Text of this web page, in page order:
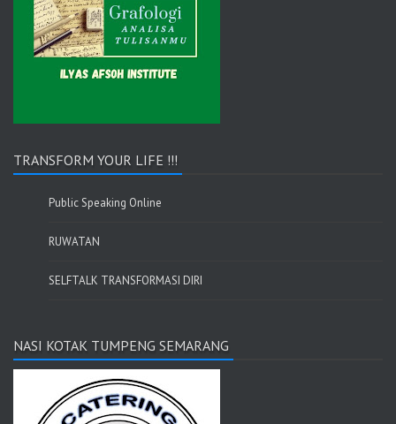
TRANSFORM YOUR LIFE !!!
Public Speaking Online
RUWATAN
SELFTALK TRANSFORMASI DIRI
NASI KOTAK TUMPENG SEMARANG